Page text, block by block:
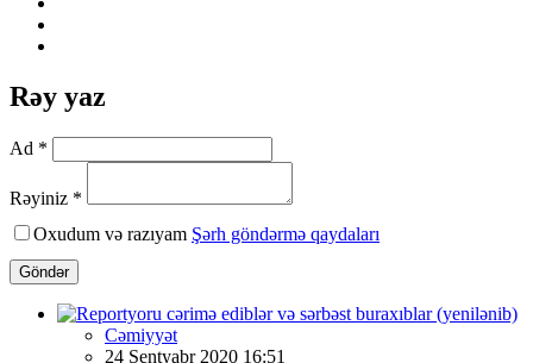
Rəy yaz
Ad *
Rəyiniz *
Oxudum və razıyam Şərh göndərmə qaydaları
Göndər
Cəmiyyət
24 Sentyabr 2020 16:51